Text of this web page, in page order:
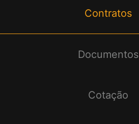
Contratos
Documentos
Cotação